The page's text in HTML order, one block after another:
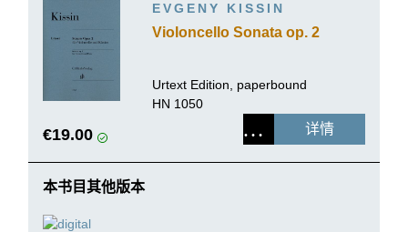
EVGENY KISSIN
Violoncello Sonata op. 2
Urtext Edition, paperbound
HN 1050
€19.00 详情
本书目其他版本